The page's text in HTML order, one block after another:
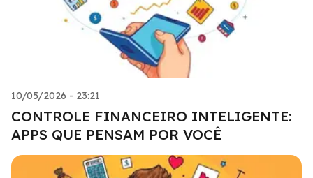
10/05/2026 - 23:21
CONTROLE FINANCEIRO INTELIGENTE:
APPS QUE PENSAM POR VOCÊ